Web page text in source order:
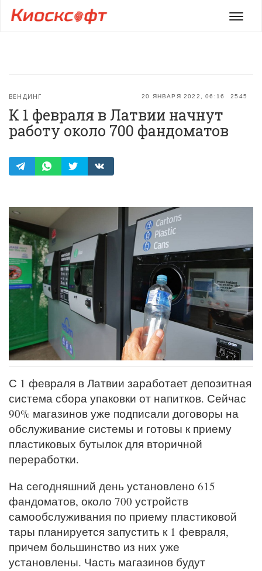
Меню
20 ЯНВАРЯ 2022, 06:16 2545
ВЕНДИНГ
К 1 февраля в Латвии начнут
работу около 700 фандоматов
С 1 февраля в Латвии заработает депозитная
система сбора упаковки от напитков. Сейчас
90% магазинов уже подписали договоры на
обслуживание системы и готовы к приему
пластиковых бутылок для вторичной
переработки.
На сегодняшний день установлено 615
фандоматов, около 700 устройств
самообслуживания по приему пластиковой
тары планируется запустить к 1 февраля,
причем большинство из них уже
установлены. Часть магазинов будут